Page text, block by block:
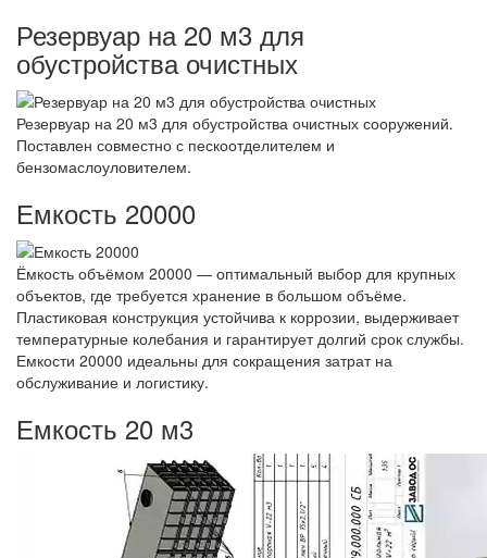
Резервуар на 20 м3 для
обустройства очистных
Резервуар на 20 м3 для обустройства очистных сооружений.
Поставлен совместно с пескоотделителем и
бензомаслоуловителем.
Емкость 20000
Ёмкость объёмом 20000 — оптимальный выбор для крупных
объектов, где требуется хранение в большом объёме.
Пластиковая конструкция устойчива к коррозии, выдерживает
температурные колебания и гарантирует долгий срок службы.
Емкости 20000 идеальны для сокращения затрат на
обслуживание и логистику.
Емкость 20 м3